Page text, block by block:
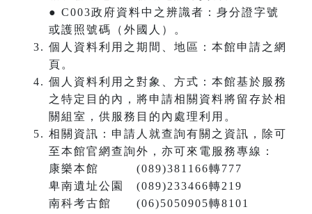
● C003政府資料中之辨識者：身分證字號
或護照號碼（外國人）。
個人資料利用之期間、地區：本館申請之網
頁。
個人資料利用之對象、方式：本館基於服務
之特定目的內，將申請相關資料將留存於相
關組室，供服務目的內處理利用。
相關資訊：申請人就查詢有關之資訊，除可
至本館官網查詢外，亦可來電服務專線：
康樂本館 (089)381166轉777
卑南遺址公園 (089)233466轉219
南科考古館 (06)5050905轉8101